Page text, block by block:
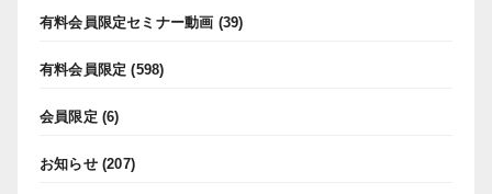
有料会員限定セミナー動画 (39)
有料会員限定 (598)
会員限定 (6)
お知らせ(207)